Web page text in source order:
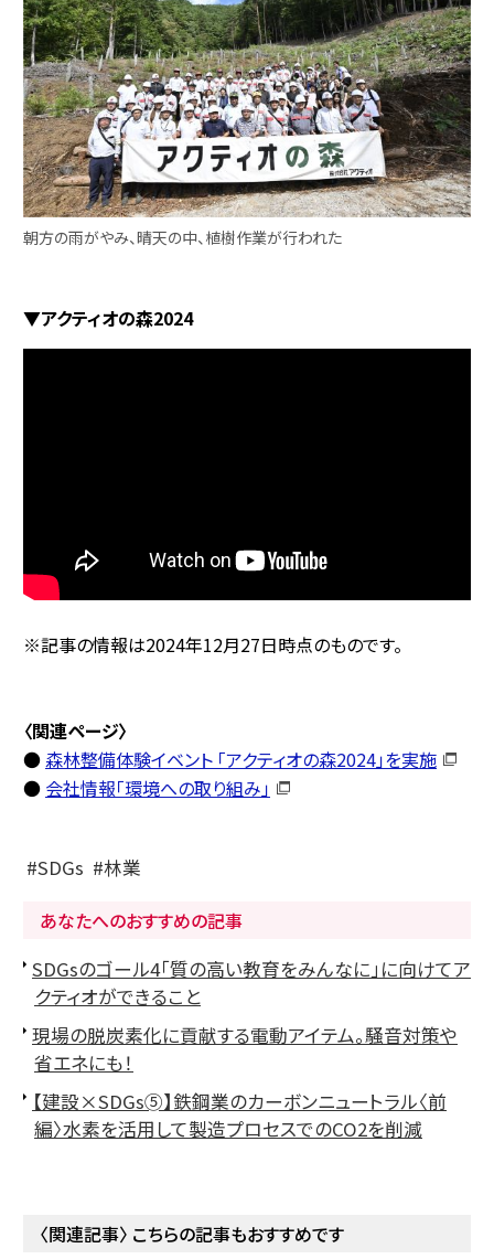
朝方の雨がやみ、晴天の中、植樹作業が行われた
▼アクティオの森2024
※記事の情報は2024年12月27日時点のものです。
〈関連ページ〉
● 森林整備体験イベント 「アクティオの森2024」を実施
● 会社情報「環境への取り組み」
SDGs
林業
あなたへのおすすめの記事
SDGsのゴール4「質の高い教育をみんなに」に向けてア
クティオができること
現場の脱炭素化に貢献する電動アイテム。騒音対策や
省エネにも！
【建設×SDGs➄】鉄鋼業のカーボンニュートラル〈前
編〉水素を活用して製造プロセスでのCO2を削減
〈関連記事〉 こちらの記事もおすすめです